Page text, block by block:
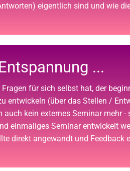
eigentlich sind und wie
...
für sich selbst hat, der
entwickeln (über das Stellen /
kein externes Seminar mehr -
einmaliges Seminar entwickelt
direkt angewandt und Feedback